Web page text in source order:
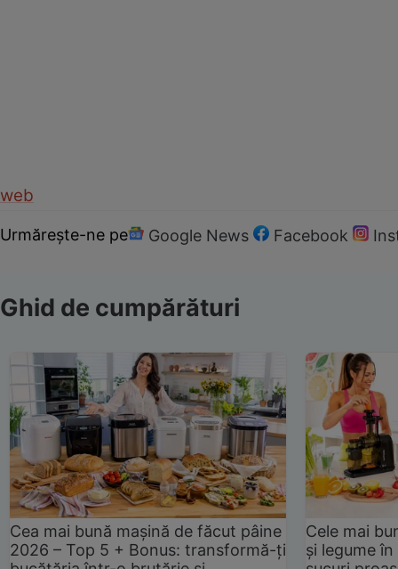
web
Urmărește-ne pe Google News Facebook
Ghid de cumpărături
Cea mai bună mașină de făcut pâine
2026 – Top 5 + Bonus: transformă-ți
Cele mai
și legume